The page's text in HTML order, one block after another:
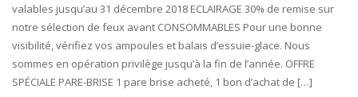
valables jusqu’au 31 décembre 2018 ECLAIRAGE 30% de remise sur
notre sélection de feux avant CONSOMMABLES Pour une bonne
visibilité, vérifiez vos ampoules et balais d’essuie-glace. Nous
sommes en opération privilège jusqu’à la fin de l’année. OFFRE
SPÉCIALE PARE-BRISE 1 pare brise acheté, 1 bon d’achat de […]